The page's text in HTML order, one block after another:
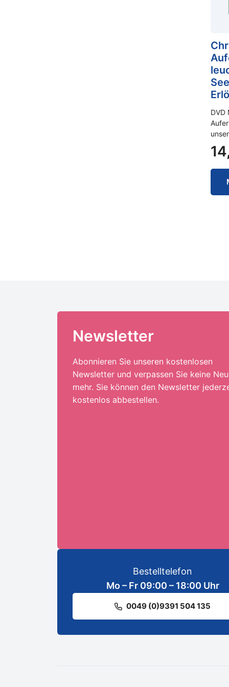
DVD
Newsletter
Abonnieren Sie unseren kostenlosen
Newsletter und verpassen Sie keine
mehr. Sie können den Newsletter
kostenlos abbestellen.
Bestelltelefon
Mo – Fr 09:00 – 18:00 Uhr
0049 (0)9391 504 135